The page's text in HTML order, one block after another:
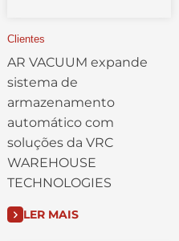
Clientes
AR VACUUM expande
sistema de
armazenamento
automático com
soluções da VRC
WAREHOUSE
TECHNOLOGIES
LER MAIS